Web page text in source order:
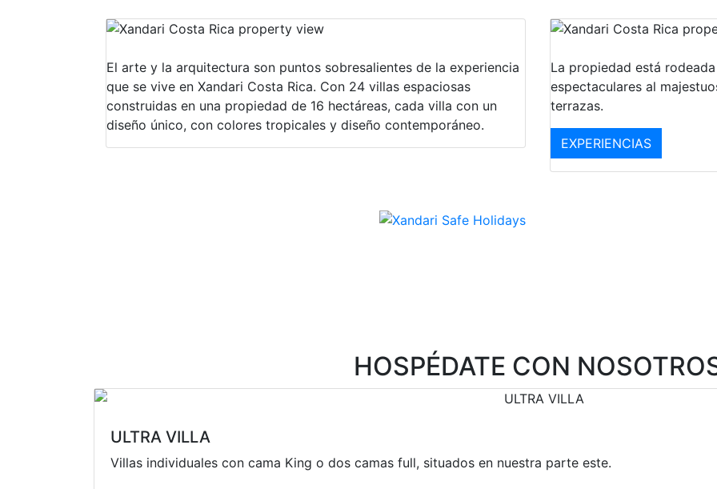
El arte y la arquitectura son puntos sobresalientes de la experiencia
que se vive en Xandari Costa Rica. Con 24 villas espaciosas
construidas en una propiedad de 16 hectáreas, cada villa con un
diseño único, con colores tropicales y diseño contemporáneo.
La propiedad está
espectaculares al
terrazas.
EXPERIENCIAS
HOSPÉDATE CON
ULTRA VILLA
Villas individuales con cama King o dos camas full, situados en nuestra parte este.